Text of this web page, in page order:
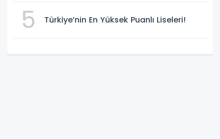
5 Türkiye’nin En Yüksek Puanlı Liseleri!